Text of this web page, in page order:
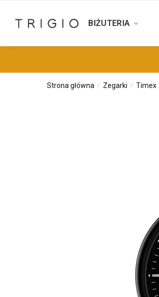
BIŻUTERIA
Strona główna / Zegarki / Timex